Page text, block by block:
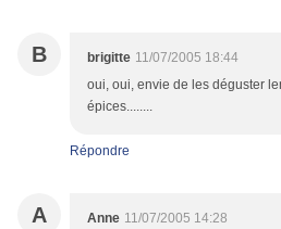
B brigitte 11/07/2005 18:44
oui, oui, envie de les déguster
épices........
Répondre
A Anne 11/07/2005 14:28